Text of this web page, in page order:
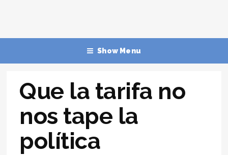
Show Menu
Que la tarifa no
nos tape la
política